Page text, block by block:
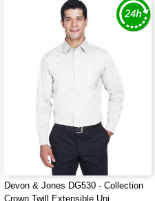
Devon & Jones DG530 - Collection
Crown Twill Extensible Uni